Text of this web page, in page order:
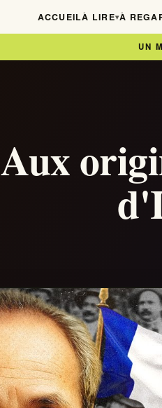
ACCUEILÀ LIRE▾À
UN
Aux